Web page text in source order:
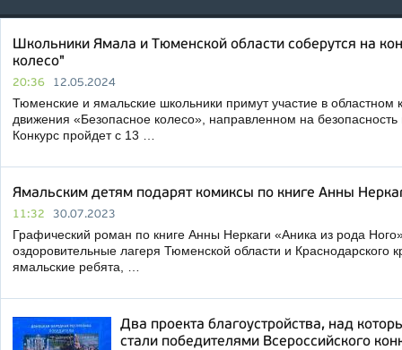
Школьники Ямала и Тюменской области соберутся на
колесо"
20:36 12.05.2024
Тюменские и ямальские школьники примут участие в областном
движения «Безопасное колесо», направленном на
Конкурс пройдет с 13 …
Ямальским детям подарят комиксы по книге Анны
11:32 30.07.2023
Графический роман по книге Анны Неркаги «Аника из рода
оздоровительные лагеря Тюменской области и Краснодарского
ямальские ребята, …
Два проекта благоустройства, над
стали победителями Всероссийского